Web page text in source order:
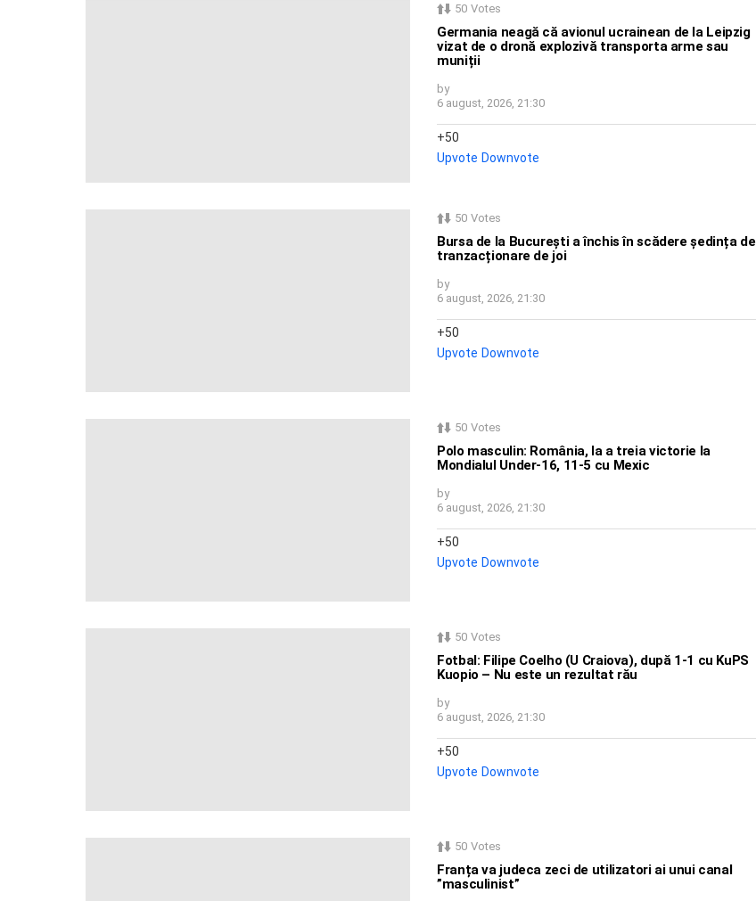
50 Votes
Germania neagă că avionul ucrainean de la Leipzig
vizat de o dronă explozivă transporta arme sau
muniții
by
6 august, 2026, 21:30
50
Upvote Downvote
50 Votes
Bursa de la București a închis în scădere ședința de
tranzacționare de joi
by
6 august, 2026, 21:30
50
Upvote Downvote
50 Votes
Polo masculin: România, la a treia victorie la
Mondialul Under-16, 11-5 cu Mexic
by
6 august, 2026, 21:30
50
Upvote Downvote
50 Votes
Fotbal: Filipe Coelho (U Craiova), după 1-1 cu KuPS
Kuopio – Nu este un rezultat rău
by
6 august, 2026, 21:30
50
Upvote Downvote
50 Votes
Franța va judeca zeci de utilizatori ai unui canal
”masculinist”